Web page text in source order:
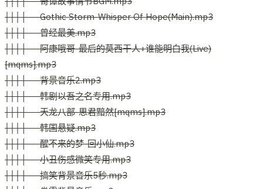
│││├──Gothic Storm-Whisper Of Hope(Main).mp3
│││├──曾经最美.mp3
│││├──阿康哦哥-最后的莫西干人+谁能明白我(Live)
[mqms].mp3
│││├──背景音乐2.mp3
│││├──韩剧以吾之名专用.mp3
│││├──天龙八部-思君黯然[mqms].mp3
│││├──韩国悬疑.mp3
│││├──醒不来的梦-回小仙.mp3
│││├──小丑伤感微笑专用.mp3
│││├──搞笑背景音乐5秒.mp3